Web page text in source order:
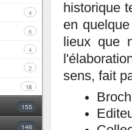
4
6
4
2
18
155
146
histo­rique
en
lieux que
sens, fait